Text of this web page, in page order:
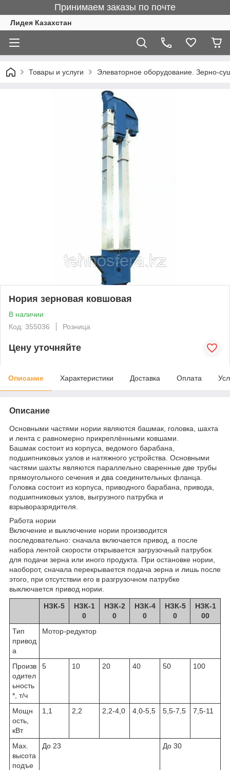
Принимаем заказы по почте
Лидея Казахстан
Товары и услуги Элеваторное оборудование. Зерно-
Нория зерновая ковшовая
В наличии
Код: 355036
Розница
Цену уточняйте
Описание Характеристики Доставка Оплата
Описание
Основными частями нории являются башмак, головка, шахта
и лента с равномерно прикреплёнными ковшами.
Башмак состоит из корпуса, ведомого барабана,
подшипниковых узлов и натяжного устройства. Основными
частями шахты являются параллельно сваренные две трубы
прямоугольного сечения и два соединительных фланца.
Головка состоит из корпуса, приводного барабана, привода,
подшипниковых узлов, выгрузного патрубка и
взрыворазрядителя.
Работа нории
Включение и выключение нории производится
последовательно: сначала включается привод, а после
набора лентой скорости открывается загрузочный патрубок
для подачи зерна или иного продукта. При остановке нории,
наоборот, сначала перекрывается подача зерна и лишь после
этого, при отсутствии его в разгрузочном патрубке
выключается привод нории.
НЗК-5
НЗК-1
0
НЗК-2
0
НЗК-4
0
НЗК-5
0
НЗК-1
00
Тип
привод
а
Мотор-редуктор
Произв
одител
ьность
*, т/ч
5 10 20 40 50 100
Мощн
ость,
кВт
1,1 2,2 2,2-4,0 4,0-5,5 5,5-7,5 7,5-11
Max.
высота
подъе
До 23 До 30